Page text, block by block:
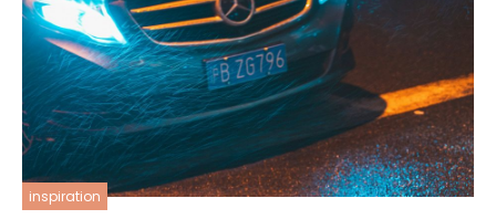
inspiration